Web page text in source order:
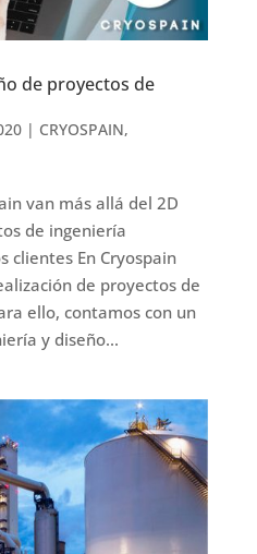
de proyectos de
| CRYOSPAIN,
van más allá del 2D
de ingeniería
clientes En Cryospain
de proyectos de
ello, contamos con un
y diseño...